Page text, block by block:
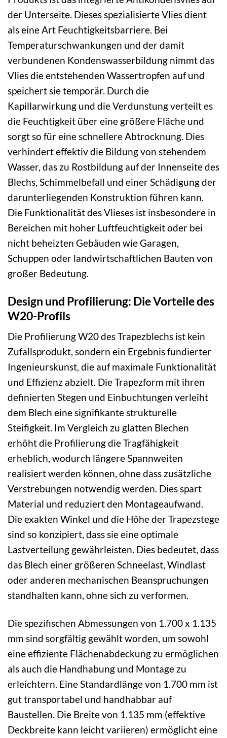
der Unterseite. Dieses spezialisierte Vlies dient
als eine Art Feuchtigkeitsbarriere. Bei
Temperaturschwankungen und der damit
verbundenen Kondenswasserbildung nimmt das
Vlies die entstehenden Wassertropfen auf und
speichert sie temporär. Durch die
Kapillarwirkung und die Verdunstung verteilt es
die Feuchtigkeit über eine größere Fläche und
sorgt so für eine schnellere Abtrocknung. Dies
verhindert effektiv die Bildung von stehendem
Wasser, das zu Rostbildung auf der Innenseite des
Blechs, Schimmelbefall und einer Schädigung der
darunterliegenden Konstruktion führen kann.
Die Funktionalität des Vlieses ist insbesondere in
Bereichen mit hoher Luftfeuchtigkeit oder bei
nicht beheizten Gebäuden wie Garagen,
Schuppen oder landwirtschaftlichen Bauten von
großer Bedeutung.
Design und Profilierung: Die Vorteile des
W20-Profils
Die Profilierung W20 des Trapezblechs ist kein
Zufallsprodukt, sondern ein Ergebnis fundierter
Ingenieurskunst, die auf maximale Funktionalität
und Effizienz abzielt. Die Trapezform mit ihren
definierten Stegen und Einbuchtungen verleiht
dem Blech eine signifikante strukturelle
Steifigkeit. Im Vergleich zu glatten Blechen
erhöht die Profilierung die Tragfähigkeit
erheblich, wodurch längere Spannweiten
realisiert werden können, ohne dass zusätzliche
Verstrebungen notwendig werden. Dies spart
Material und reduziert den Montageaufwand.
Die exakten Winkel und die Höhe der Trapezstege
sind so konzipiert, dass sie eine optimale
Lastverteilung gewährleisten. Dies bedeutet, dass
das Blech einer größeren Schneelast, Windlast
oder anderen mechanischen Beanspruchungen
standhalten kann, ohne sich zu verformen.
Die spezifischen Abmessungen von 1.700 x 1.135
mm sind sorgfältig gewählt worden, um sowohl
eine effiziente Flächenabdeckung zu ermöglichen
als auch die Handhabung und Montage zu
erleichtern. Eine Standardlänge von 1.700 mm ist
gut transportabel und handhabbar auf
Baustellen. Die Breite von 1.135 mm (effektive
Deckbreite kann leicht variieren) ermöglicht eine